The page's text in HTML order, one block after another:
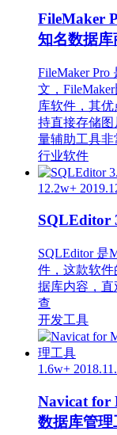
FileMaker
知名数据
FileMaker
文，
库软件，其
持直接存储
量辅助工具非
行业软件
12.2w+
SQLEditor
SQLEditor 是
件，这款软
据库内容，
查
开发工具
1.6w+
Navicat for
数据库管理